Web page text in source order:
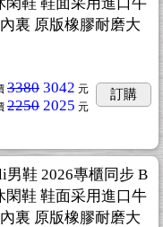
裏 原版橡膠耐磨大
3380 3042 元
2250 2025 元
訂購
男鞋 2026專櫃同步 B
閑鞋 鞋面采用進口牛
裏 原版橡膠耐磨大